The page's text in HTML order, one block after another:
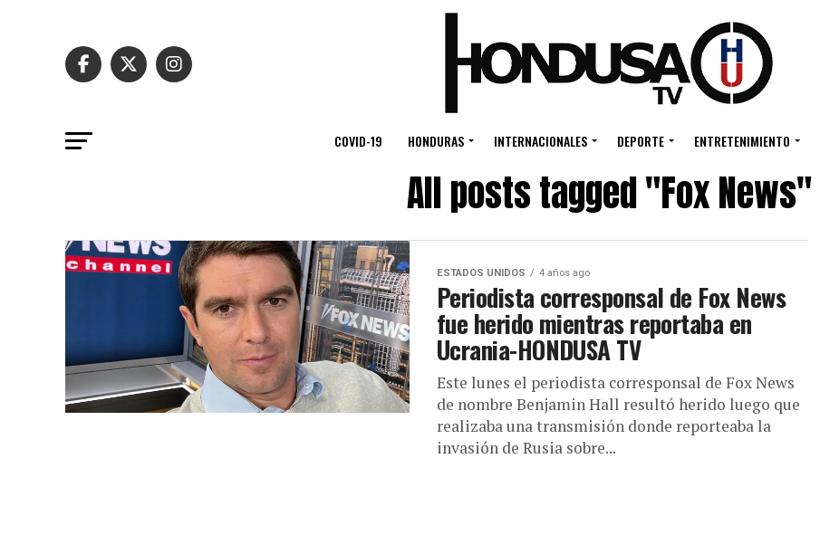
COVID-19 HONDURAS INTERNACIONALES DEPORTE ENTRETENIMIENTO
All posts tagged "Fox News"
ESTADOS UNIDOS 4 años ago
Periodista corresponsal de Fox News
fue herido mientras reportaba en
Ucrania-HONDUSA TV
Este lunes el periodista corresponsal de Fox News
de nombre Benjamin Hall resultó herido luego que
realizaba una transmisión donde reporteaba la
invasión de Rusia sobre...